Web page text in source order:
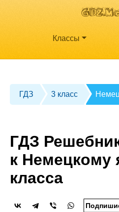
Классы
ГДЗ 3 класс
ГДЗ
к Немецкому
класса